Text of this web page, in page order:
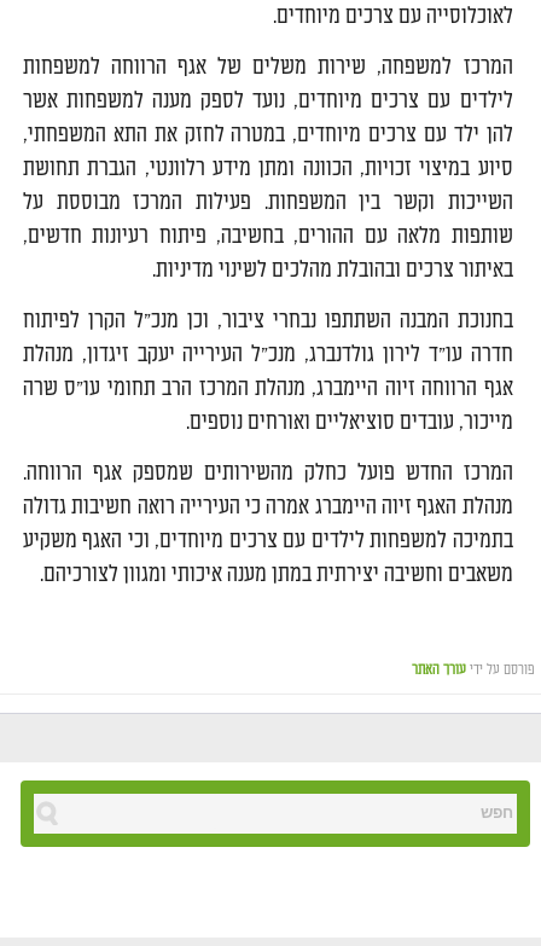
לאוכלוסייה עם צרכים מיוחדים.
המרכז למשפחה, שירות משלים של אגף הרווחה למשפחות
לילדים עם צרכים מיוחדים, נועד לספק מענה למשפחות אשר
להן ילד עם צרכים מיוחדים, במטרה לחזק את התא המשפחתי,
סיוע במיצוי זכויות, הכוונה ומתן מידע רלוונטי, הגברת תחושת
השייכות וקשר בין המשפחות. פעילות המרכז מבוססת על
שותפות מלאה עם ההורים, בחשיבה, פיתוח רעיונות חדשים,
באיתור צרכים ובהובלת מהלכים לשינוי מדיניות.
בחנוכת המבנה השתתפו נבחרי ציבור, וכן מנכ"ל הקרן לפיתוח
חדרה עו"ד לירון גולדנברג, מנכ"ל העירייה יעקב זיגדון, מנהלת
אגף הרווחה זיוה היימברג, מנהלת המרכז הרב תחומי עו"ס שרה
מייכור, עובדים סוציאליים ואורחים נוספים.
המרכז החדש פועל כחלק מהשירותים שמספק אגף הרווחה.
מנהלת האגף זיוה היימברג אמרה כי העירייה רואה חשיבות גדולה
בתמיכה למשפחות לילדים עם צרכים מיוחדים, וכי האגף משקיע
משאבים וחשיבה יצירתית במתן מענה איכותי ומגוון לצורכיהם.
פורסם על ידי עורך האתר